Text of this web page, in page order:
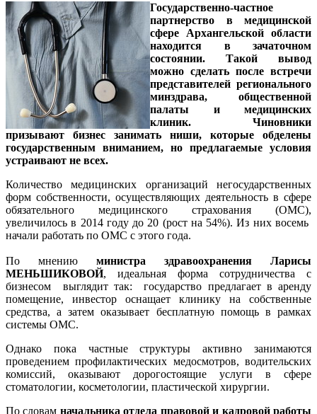
Государственно-частное
партнерство в медицинской
сфере Архангельской области
находится в зачаточном
состоянии. Такой вывод
можно сделать после встречи
представителей регионального
минздрава, общественной
палаты и медицинских
клиник. Чиновники
призывают бизнес занимать ниши, которые обделены
государственным вниманием, но предлагаемые условия
устраивают не всех.
Количество медицинских организаций негосударственных
форм собственности, осуществляющих деятельность в сфере
обязательного медицинского страхования (ОМС),
увеличилось в 2014 году до 20 (рост на 54%). Из них восемь
начали работать по ОМС с этого года.
По мнению министра здравоохранения Ларисы
МЕНЬШИКОВОЙ, идеальная форма сотрудничества с
бизнесом выглядит так: государство предлагает в аренду
помещение, инвестор оснащает клинику на собственные
средства, а затем оказывает бесплатную помощь в рамках
системы ОМС.
Однако пока частные структуры активно занимаются
проведением профилактических медосмотров, водительских
комиссий, оказывают дорогостоящие услуги в сфере
стоматологии, косметологии, пластической хирургии.
По словам начальника отдела правовой и кадровой работы